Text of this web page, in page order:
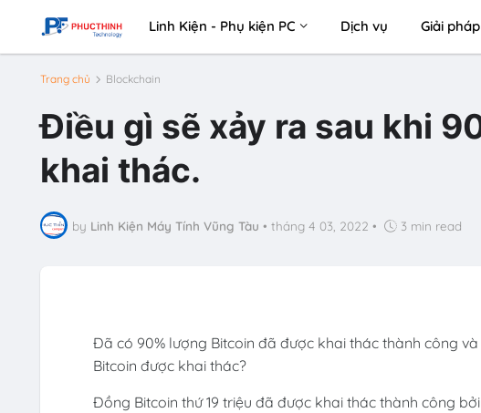
Linh Kiện - Phụ kiện PC Dịch vụ Giải pháp
Trang chủ Blockchain
Điều gì sẽ xảy ra sau khi
khai thác.
by Linh Kiện Máy Tính Vũng Tàu • tháng 4 03, 2022 • 3 min read
Đã có 90% lượng Bitcoin đã được khai thác thành công
Bitcoin được khai thác?
Đồng Bitcoin thứ 19 triệu đã được khai thác thành công